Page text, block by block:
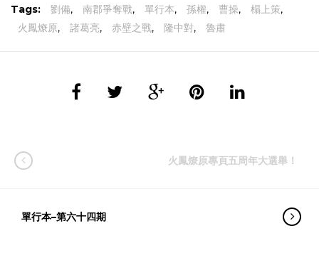
Tags: 劉備, 南郡爭奪戰, 單行本, 孫權, 曹操, 榻上策,
火鳳燎原, 諸葛亮, 赤壁之戰, 隆中對, 魯肅
火鳳燎原專頁五周年大選舉！
單行本–第六十四期